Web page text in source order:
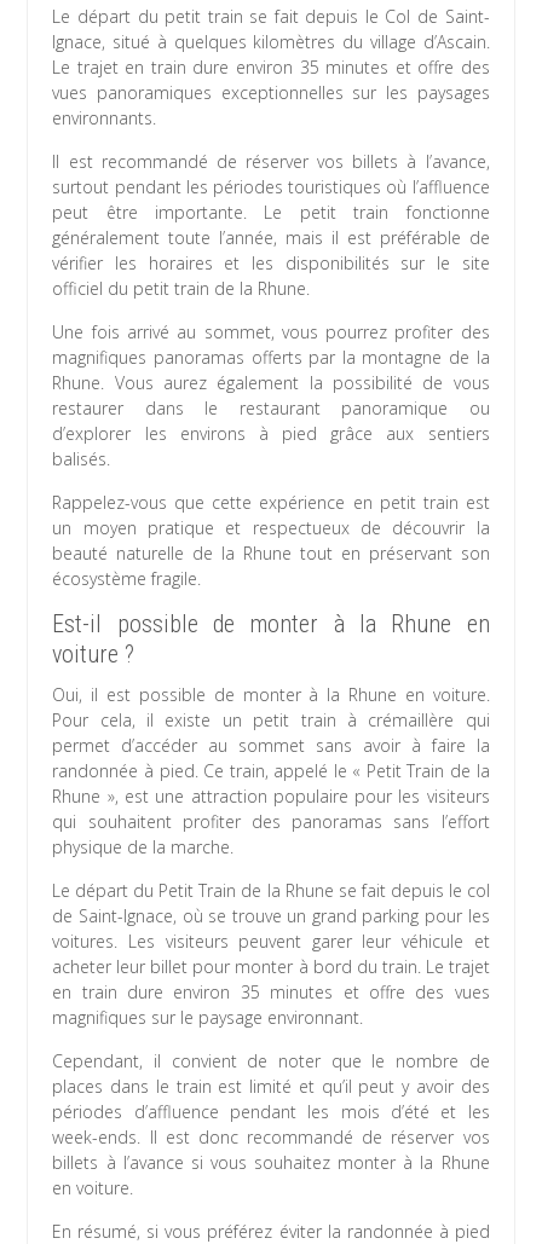
Le départ du petit train se fait depuis le Col de Saint-
Ignace, situé à quelques kilomètres du village d’Ascain.
Le trajet en train dure environ 35 minutes et offre des
vues panoramiques exceptionnelles sur les paysages
environnants.
Il est recommandé de réserver vos billets à l’avance,
surtout pendant les périodes touristiques où l’affluence
peut être importante. Le petit train fonctionne
généralement toute l’année, mais il est préférable de
vérifier les horaires et les disponibilités sur le site
officiel du petit train de la Rhune.
Une fois arrivé au sommet, vous pourrez profiter des
magnifiques panoramas offerts par la montagne de la
Rhune. Vous aurez également la possibilité de vous
restaurer dans le restaurant panoramique ou
d’explorer les environs à pied grâce aux sentiers
balisés.
Rappelez-vous que cette expérience en petit train est
un moyen pratique et respectueux de découvrir la
beauté naturelle de la Rhune tout en préservant son
écosystème fragile.
Est-il possible de monter à la Rhune en
voiture ?
Oui, il est possible de monter à la Rhune en voiture.
Pour cela, il existe un petit train à crémaillère qui
permet d’accéder au sommet sans avoir à faire la
randonnée à pied. Ce train, appelé le « Petit Train de la
Rhune », est une attraction populaire pour les visiteurs
qui souhaitent profiter des panoramas sans l’effort
physique de la marche.
Le départ du Petit Train de la Rhune se fait depuis le col
de Saint-Ignace, où se trouve un grand parking pour les
voitures. Les visiteurs peuvent garer leur véhicule et
acheter leur billet pour monter à bord du train. Le trajet
en train dure environ 35 minutes et offre des vues
magnifiques sur le paysage environnant.
Cependant, il convient de noter que le nombre de
places dans le train est limité et qu’il peut y avoir des
périodes d’affluence pendant les mois d’été et les
week-ends. Il est donc recommandé de réserver vos
billets à l’avance si vous souhaitez monter à la Rhune
en voiture.
En résumé, si vous préférez éviter la randonnée à pied